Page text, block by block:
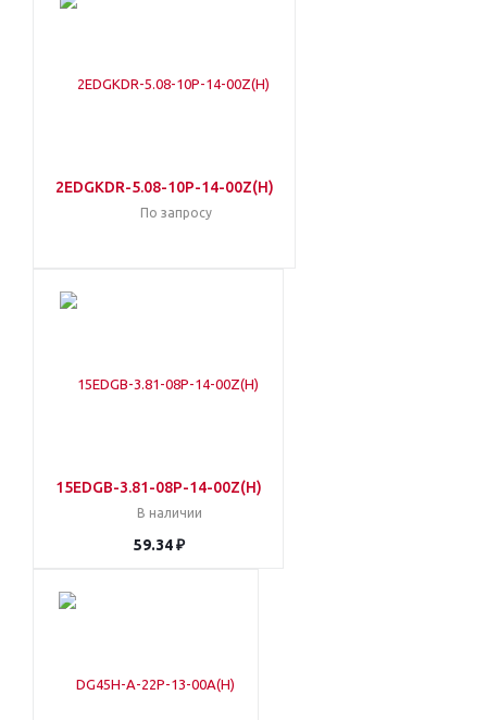
2EDGKDR-5.08-10P-14-00Z(H)
По запросу
15EDGB-3.81-08P-14-00Z(H)
В наличии
59.34 ₽